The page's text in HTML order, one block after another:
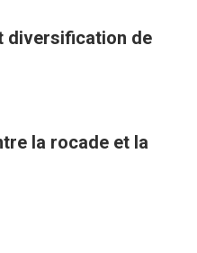
diversification de
la rocade et la